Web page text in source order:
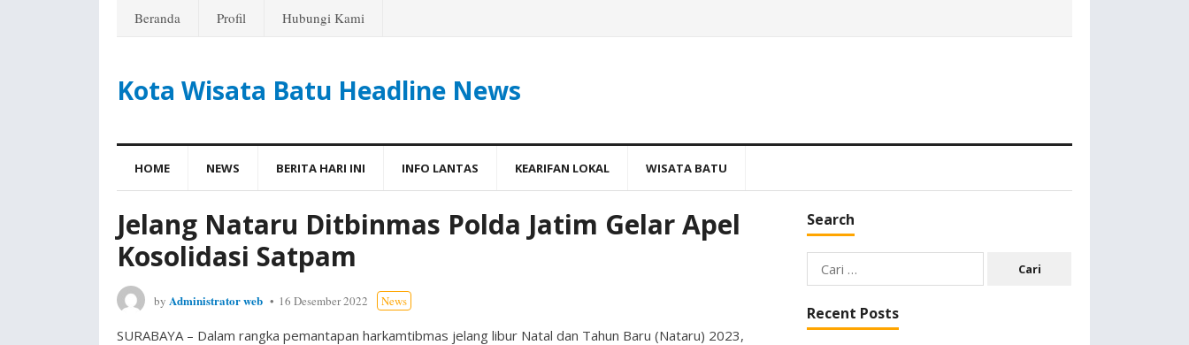
Beranda Profil Hubungi Kami
Kota Wisata Batu Headline News
HOME NEWS BERITA HARI INI INFO LANTAS KEARIFAN LOKAL WISATA BATU
Jelang Nataru Ditbinmas Polda Jatim Gelar Apel
Kosolidasi Satpam
by Administrator web 16 Desember 2022 News
SURABAYA – Dalam rangka pemantapan harkamtibmas jelang libur Natal dan Tahun Baru (Nataru) 2023,
Search
Cari
untuk:
Recent Posts